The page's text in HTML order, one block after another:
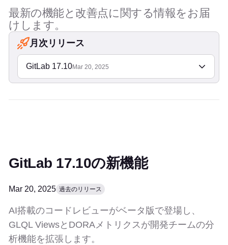
最新の機能と改善点に関する情報をお届
けします。
月次リリース
GitLab 17.10Mar 20, 2025
GitLab 17.10の新機能
Mar 20, 2025 過去のリリース
AI搭載のコードレビューがベータ版で登場し、
GLQL ViewsとDORAメトリクスが開発チームの分
析機能を拡張します。